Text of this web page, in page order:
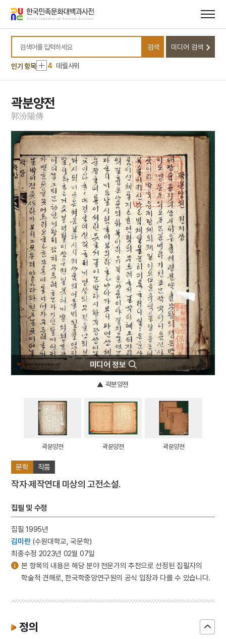
바로가기
바로가기
검색어를 입력하세요
검색 미디어 검색
인기 항목
1 금성대군
2 신위
3 낙화유수
4 데릴사위
5 반야심경
6
7
9
국방비
10 달서구
1 금성대군
2 신위
3 낙화유수
4 데릴사위
5 반야심경
6 뱀
7 개성 경천사지 십층석탑
8 경북대학교 상주캠퍼스
9
국방비
10
달서구
곽분양전
郭汾陽傳
문학 작품
작자·제작연대 미상의 고전소설.
집필 및 수정
집필 1995년
김미란 (수원대학교, 국문학)
최종수정 2023년 02월 07일
미디어 정보
곽분양젼
곽분양젼 곽분양젼 곽분양젼
본 항목의 내용은 해당 분야 전문가의 추천으로 선정된 집필자의
학술적 견해로, 한국학중앙연구원의 공식 입장과 다를 수 있습니다.
정의